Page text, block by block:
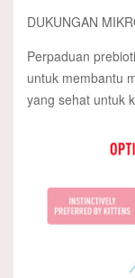
DUKUNGAN
Perpaduan
untuk membantu
yang sehat untuk